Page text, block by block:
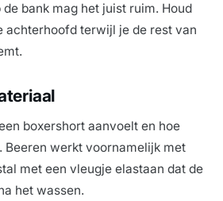
bank mag het juist ruim. Houd
achterhoofd terwijl je de rest van
boxershort aanvoelt en hoe
Beeren werkt voornamelijk met
met een vleugje elastaan dat de
het wassen.